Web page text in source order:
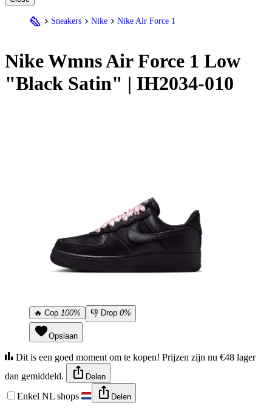
Sneakers Nike Nike Air Force 1
NikeWmns Air Force 1 Low
"Black Satin" | IH2034-010
🔥 Cop 100% 👎 Drop 0%
Opslaan
Dit is een goed moment om te kopen! Prijzen zijn nu €48 lager
dan gemiddeld.
Delen
Enkel NL shops Delen